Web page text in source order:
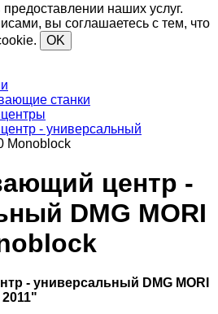
наших услуг.
вы соглашаетесь с тем, что
OK
станки
- универсальный
Monoblock
центр -
DMG MORI
- универсальный DMG MORI
2011"